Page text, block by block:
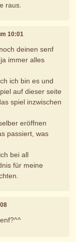
raus.
10:01
deinen senf
immer alles
ich bin es und
auf dieser seite
spiel inzwischen
eröffnen
passiert, was
bei all
für meine